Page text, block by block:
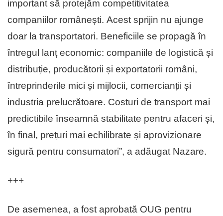
important să protejăm competitivitatea
companiilor românești. Acest sprijin nu ajunge
doar la transportatori. Beneficiile se propagă în
întregul lanț economic: companiile de logistică și
distribuție, producătorii și exportatorii români,
întreprinderile mici și mijlocii, comercianții și
industria prelucrătoare. Costuri de transport mai
predictibile înseamnă stabilitate pentru afaceri și,
în final, prețuri mai echilibrate și aprovizionare
sigură pentru consumatori”, a adăugat Nazare.
+++
De asemenea, a fost aprobată OUG pentru